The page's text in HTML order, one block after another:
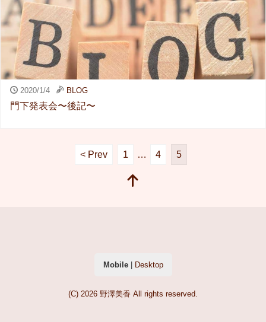
2020/1/4 BLOG
門下発表会〜後記〜
< Prev 1 … 4 5
Mobile| Desktop
(C) 2026 野澤美香 All rights reserved.